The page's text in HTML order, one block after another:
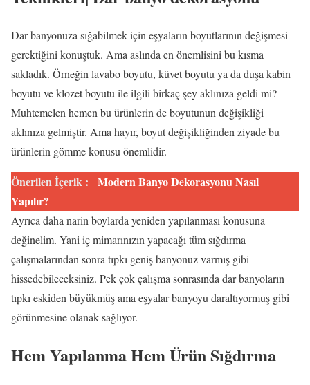
Dar banyonuza sığabilmek için eşyaların boyutlarının değişmesi
gerektiğini konuştuk. Ama aslında en önemlisini bu kısma
sakladık. Örneğin lavabo boyutu, küvet boyutu ya da duşa kabin
boyutu ve klozet boyutu ile ilgili birkaç şey aklınıza geldi mi?
Muhtemelen hemen bu ürünlerin de boyutunun değişikliği
aklınıza gelmiştir. Ama hayır, boyut değişikliğinden ziyade bu
ürünlerin gömme konusu önemlidir.
Önerilen İçerik :
Modern Banyo Dekorasyonu Nasıl
Yapılır?
Ayrıca daha narin boylarda yeniden yapılanması konusuna
değinelim. Yani iç mimarınızın yapacağı tüm sığdırma
çalışmalarından sonra tıpkı geniş banyonuz varmış gibi
hissedebileceksiniz. Pek çok çalışma sonrasında dar banyoların
tıpkı eskiden büyükmüş ama eşyalar banyoyu daraltıyormuş gibi
görünmesine olanak sağlıyor.
Hem Yapılanma Hem Ürün Sığdırma